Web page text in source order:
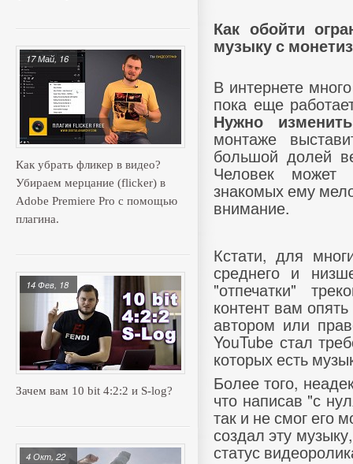
Как убрать фликер в видео?
Убираем мерцание (flicker) в
Adobe Premiere Pro с помощью
плагина.
17 Май, 16
Зачем вам 10 bit 4:2:2 и S-log?
14 Фев, 18
4 Окт, 22
Как обойти
музыку с
В интернете
пока еще
Нужно
монтаже
большой долей
Человек может
знакомых ему
внимание.
Кстати, для
среднего и
"отпечатки"
контент вам
автором или
YouTube стал
которых есть
Более того,
что написав "с
так и не смог его
создал эту
статус